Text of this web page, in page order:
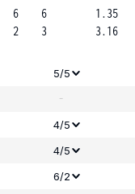
6
2
6
3
1.35
3.16
5/5
-
4/5
4/5
6/2